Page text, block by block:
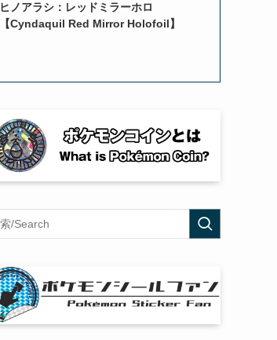
ヒノアラシ：レッドミラーホロ
【Cyndaquil Red Mirror Holofoil】